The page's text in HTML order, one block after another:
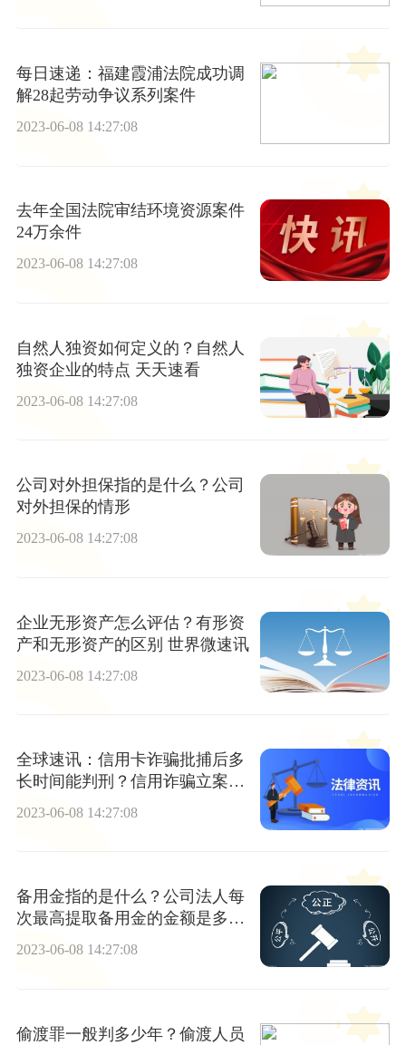
每日速递：福建霞浦法院成功调
解28起劳动争议系列案件
2023-06-08 14:27:08
去年全国法院审结环境资源案件
24万余件
2023-06-08 14:27:08
自然人独资如何定义的？自然人
独资企业的特点 天天速看
2023-06-08 14:27:08
公司对外担保指的是什么？公司
对外担保的情形
2023-06-08 14:27:08
企业无形资产怎么评估？有形资
产和无形资产的区别 世界微速讯
2023-06-08 14:27:08
全球速讯：信用卡诈骗批捕后多
长时间能判刑？信用诈骗立案标
2023-06-08 14:27:08
备用金指的是什么？公司法人每
次最高提取备用金的金额是多
少？|最新
2023-06-08 14:27:08
偷渡罪一般判多少年？偷渡人员